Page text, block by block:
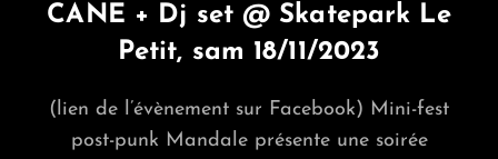
CANE + Dj set @ Skatepark Le
Petit, sam 18/11/2023
(lien de l’évènement sur Facebook) Mini-fest
post-punk Mandale présente une soirée